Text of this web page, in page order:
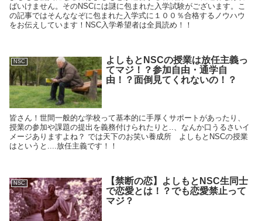
ばいけません。そのNSCには謎に包まれた入学試験がございます。こ
の記事ではそんななぞに包まれた入学式に１００％合格するノウハウ
をお伝えしています！NSC入学希望者は全員読め！！
NSC
よしもとNSCの授業は放任主義っ
てマジ！？参加自由・通学自
由！？面倒見てくれないの！？
皆さん！世間一般的な学校って基本的に手厚くサポートがあったり、
授業の参加や課題の提出を義務付けられたりと..、なんか口うるさいイ
メージありますよね？ では天下のお笑い養成所 よしもとNSCの授業
はというと....放任主義です！！
NSC
【禁断の恋】よしもとNSC生同士
で恋愛とは！？でも恋愛禁止って
マジ？